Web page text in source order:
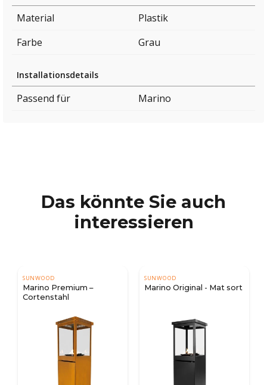
Material
Plastik
Farbe
Grau
Installationsdetails
Passend für Marino
Das könnte Sie auch
interessieren
Marino Original - Mat sort Marino Original - Mat